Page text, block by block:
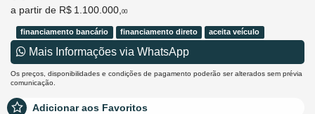
a partir de R$ 1.100.000, 00
financiamento bancário financiamento direto aceita veículo
Mais Informações via WhatsApp
Os preços, disponibilidades e condições de pagamento poderão ser alterados sem prévia
comunicação.
Adicionar aos Favoritos